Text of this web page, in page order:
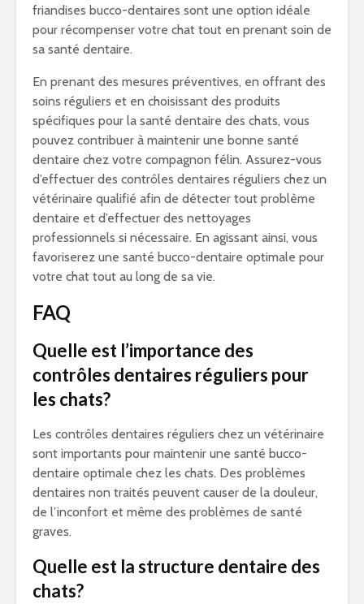
friandises bucco-dentaires sont une option idéale
pour récompenser votre chat tout en prenant soin de
sa santé dentaire.
En prenant des mesures préventives, en offrant des
soins réguliers et en choisissant des produits
spécifiques pour la santé dentaire des chats, vous
pouvez contribuer à maintenir une bonne santé
dentaire chez votre compagnon félin. Assurez-vous
d’effectuer des contrôles dentaires réguliers chez un
vétérinaire qualifié afin de détecter tout problème
dentaire et d’effectuer des nettoyages
professionnels si nécessaire. En agissant ainsi, vous
favoriserez une santé bucco-dentaire optimale pour
votre chat tout au long de sa vie.
FAQ
Quelle est l’importance des
contrôles dentaires réguliers pour
les chats?
Les contrôles dentaires réguliers chez un vétérinaire
sont importants pour maintenir une santé bucco-
dentaire optimale chez les chats. Des problèmes
dentaires non traités peuvent causer de la douleur,
de l’inconfort et même des problèmes de santé
graves.
Quelle est la structure dentaire des
chats?